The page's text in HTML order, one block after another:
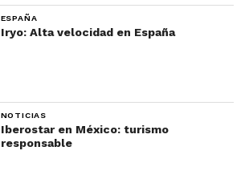
ESPAÑA
Iryo: Alta velocidad en España
NOTICIAS
Iberostar en México: turismo
responsable